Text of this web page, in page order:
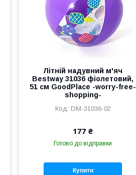
Літній надувний м'яч
Bestway 31036 фіолетовий,
51 см GoodPlace -worry-free-
shopping-
DM-31036-02
177 ₴
Готово до відправки
Купити